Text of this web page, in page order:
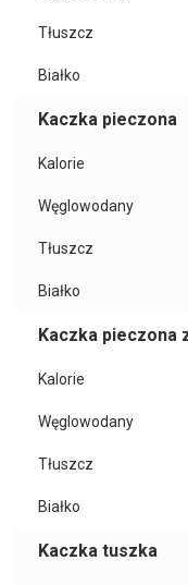
Tłuszcz
Białko
Kaczka pieczona
Kalorie
Węglowodany
Tłuszcz
Białko
Kaczka pieczona
Kalorie
Węglowodany
Tłuszcz
Białko
Kaczka tuszka